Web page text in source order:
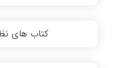
کتاب های